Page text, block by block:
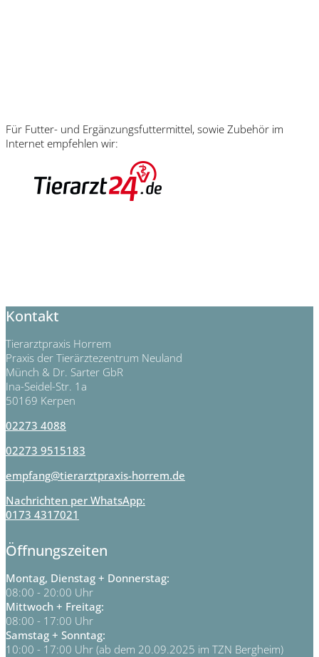
Für Futter- und Ergänzungsfuttermittel, sowie Zubehör im
Internet empfehlen wir:
Kontakt
Tierarztpraxis Horrem
Praxis der Tierärztezentrum Neuland
Münch & Dr. Sarter GbR
Ina-Seidel-Str. 1a
50169 Kerpen
02273 4088
02273 9515183
empfang@tierarztpraxis-horrem.de
Nachrichten per WhatsApp:
0173 4317021
Öffnungszeiten
Montag, Dienstag + Donnerstag:
08:00 - 20:00 Uhr
Mittwoch + Freitag:
08:00 - 17:00 Uhr
Samstag + Sonntag:
10:00 - 17:00 Uhr (ab dem 20.09.2025 im TZN Bergheim)